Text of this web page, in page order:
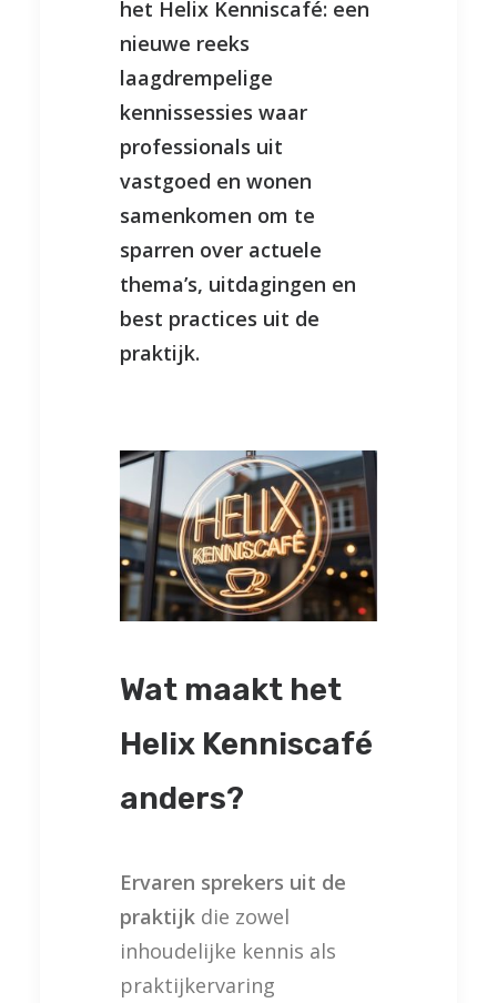
het Helix Kenniscafé: een
nieuwe reeks
laagdrempelige
kennissessies waar
professionals uit
vastgoed en wonen
samenkomen om te
sparren over actuele
thema’s, uitdagingen en
best practices uit de
praktijk.
Wat maakt het
Helix Kenniscafé
anders?
Ervaren sprekers uit de
praktijk die zowel
inhoudelijke kennis als
praktijkervaring